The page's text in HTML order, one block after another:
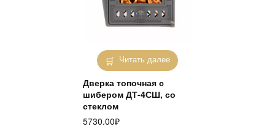
Читать далее
Дверка топочная с
шибером ДТ-4СШ, со
стеклом
5730.00₽